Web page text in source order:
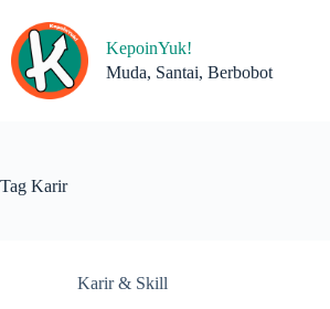
content
KepoinYuk!
Muda, Santai, Berbobot
Tag Karir
Karir & Skill